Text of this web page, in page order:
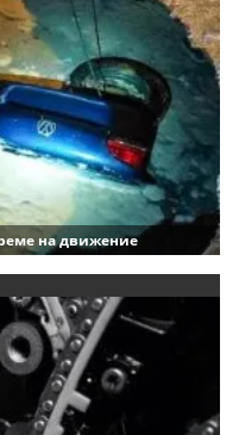
на движение